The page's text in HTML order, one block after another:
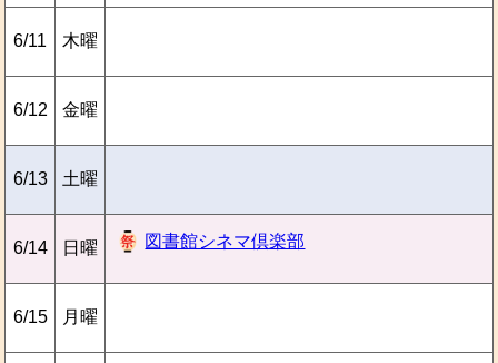
6/11 木曜
6/12 金曜
6/13 土曜
6/14 日曜 図書館シネマ倶楽部
6/15 月曜